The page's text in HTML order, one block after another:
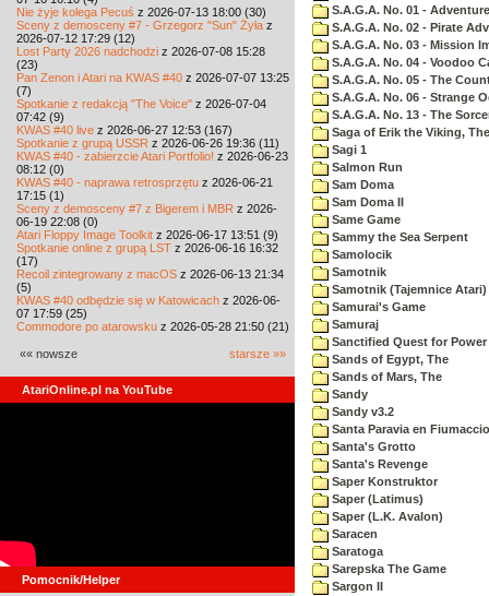
Nie żyje kolega Pecuś z 2026-07-13 18:00 (30)
Sceny z demosceny #7 - Grzegorz "Sun" Żyła z
2026-07-12 17:29 (12)
Lost Party 2026 nadchodzi z 2026-07-08 15:28
(23)
Pan Zenon i Atari na KWAS #40 z 2026-07-07 13:25
(7)
Spotkanie z redakcją "The Voice" z 2026-07-04
07:42 (9)
KWAS #40 live z 2026-06-27 12:53 (167)
Spotkanie z grupą USSR z 2026-06-26 19:36 (11)
KWAS #40 - zabierzcie Atari Portfolio! z 2026-06-23
08:12 (0)
KWAS #40 - naprawa retrosprzętu z 2026-06-21
17:15 (1)
Sceny z demosceny #7 z Bigerem i MBR z 2026-
06-19 22:08 (0)
Atari Floppy Image Toolkit z 2026-06-17 13:51 (9)
Spotkanie online z grupą LST z 2026-06-16 16:32
(17)
Recoil zintegrowany z macOS z 2026-06-13 21:34
(5)
KWAS #40 odbędzie się w Katowicach z 2026-06-
07 17:59 (25)
Commodore po atarowsku z 2026-05-28 21:50 (21)
«« nowsze starsze »»
AtariOnline.pl na YouTube
Pomocnik/Helper
S.A.G.A. No. 01 -
S.A.G.A. No. 02 - Pirate
S.A.G.A. No. 03 - Mission
S.A.G.A. No. 04 - Voodoo
S.A.G.A. No. 05 - The
S.A.G.A. No. 06 - Strange
S.A.G.A. No. 13 - The
Saga of Erik the Viking, The
Sagi 1
Salmon Run
Sam Doma
Sam Doma II
Same Game
Sammy the Sea Serpent
Samolocik
Samotnik
Samotnik (Tajemnice Atari)
Samurai's Game
Samuraj
Sanctified Quest for Power
Sands of Egypt, The
Sands of Mars, The
Sandy
Sandy v3.2
Santa Paravia en Fiumaccio
Santa's Grotto
Santa's Revenge
Saper Konstruktor
Saper (Latimus)
Saper (L.K. Avalon)
Saracen
Saratoga
Sarepska The Game
Sargon II